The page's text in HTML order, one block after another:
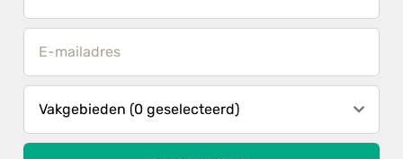
Vakgebieden (0 geselecteerd)